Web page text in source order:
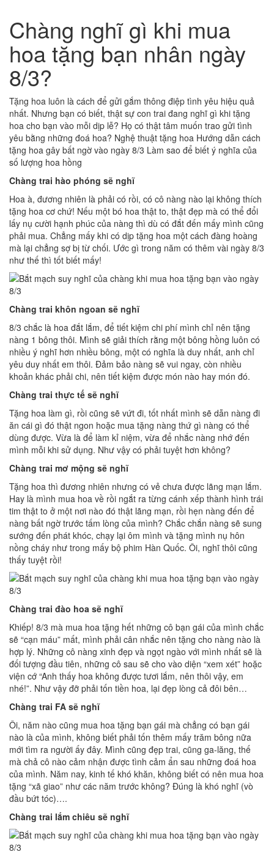
Chàng nghĩ gì khi mua
hoa tặng bạn nhân ngày
8/3?
Tặng hoa luôn là cách để gửi gắm thông điệp tình yêu hiệu quả
nhất. Nhưng bạn có biết, thật sự con trai đang nghĩ gì khi tặng
hoa cho bạn vào mỗi dịp lễ? Họ có thật tâm muốn trao gửi tình
yêu bằng những đoá hoa? Nghệ thuật tặng hoa Hướng dẫn cách
tặng hoa gây bất ngờ vào ngày 8/3 Làm sao để biết ý nghĩa của
số lượng hoa hồng
Chàng trai hào phóng sẽ nghĩ
Hoa à, đương nhiên là phải có rồi, có cô nàng nào lại không thích
tặng hoa cơ chứ! Nếu một bó hoa thật to, thật đẹp mà có thể đổi
lấy nụ cười hạnh phúc của nàng thì dù có đắt đến mấy mình cũng
phải mua. Chẳng mấy khi có dịp tặng hoa một cách đàng hoàng
mà lại chẳng sợ bị từ chối. Ước gì trong năm có thêm vài ngày 8/3
như thế thì tốt biết mấy!
Chàng trai khôn ngoan sẽ nghĩ
8/3 chắc là hoa đắt lắm, để tiết kiệm chi phí mình chỉ nên tặng
nàng 1 bông thôi. Mình sẽ giải thích rằng một bông hồng luôn có
nhiều ý nghĩ hơn nhiều bông, một có nghĩa là duy nhất, anh chỉ
yêu duy nhất em thôi. Đảm bảo nàng sẽ vui ngay, còn nhiều
khoản khác phải chi, nên tiết kiệm được món nào hay món đó.
Chàng trai thực tế sẽ nghĩ
Tặng hoa làm gì, rồi cũng sẽ vứt đi, tốt nhất mình sẽ dẫn nàng đi
ăn cái gì đó thật ngon hoặc mua tặng nàng thứ gì nàng có thể
dùng được. Vừa là để làm kỉ niệm, vừa để nhắc nàng nhớ đến
mình mỗi khi sử dụng. Như vậy có phải tuyệt hơn không?
Chàng trai mơ mộng sẽ nghĩ
Tặng hoa thì đương nhiên nhưng có vẻ chưa được lãng mạn lắm.
Hay là mình mua hoa về rồi ngắt ra từng cánh xếp thành hình trái
tim thật to ở một nơi nào đó thật lãng mạn, rồi hẹn nàng đến để
nàng bất ngờ trước tấm lòng của mình? Chắc chắn nàng sẽ sung
sướng đến phát khóc, chạy lại ôm mình và tặng mình nụ hôn
nồng cháy như trong mấy bộ phim Hàn Quốc. Ôi, nghĩ thôi cũng
thấy tuyệt rồi!
Chàng trai đào hoa sẽ nghĩ
Khiếp! 8/3 mà mua hoa tặng hết những cô bạn gái của mình chắc
sẽ “cạn máu” mất, mình phải cân nhắc nên tặng cho nàng nào là
hợp lý. Những cô nàng xinh đẹp và ngọt ngào với mình nhất sẽ là
đối tượng đầu tiên, những cô sau sẽ cho vào diện “xem xét” hoặc
viện cớ “Anh thấy hoa không được tươi lắm, nên thôi vậy, em
nhé!”. Như vậy đỡ phải tốn tiền hoa, lại đẹp lòng cả đôi bên…
Chàng trai FA sẽ nghĩ
Ôi, năm nào cũng mua hoa tặng bạn gái mà chẳng có bạn gái
nào là của mình, không biết phải tốn thêm mấy trăm bông nữa
mới tìm ra người ấy đây. Mình cũng đẹp trai, cũng ga-lăng, thế
mà chả cô nào cảm nhận được tình cảm ẩn sau những đoá hoa
của mình. Năm nay, kinh tế khó khăn, không biết có nên mua hoa
tặng “xã giao” như các năm trước không? Đúng là khó nghĩ (vò
đầu bứt tóc)….
Chàng trai lắm chiêu sẽ nghĩ